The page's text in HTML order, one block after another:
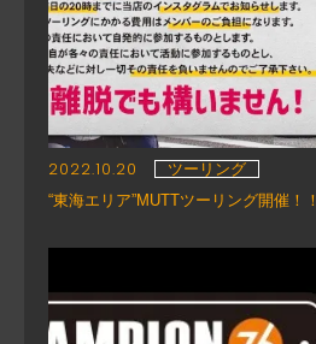
2022.10.20
ツーリング
“東海エリア”MUTTツーリング開催！！